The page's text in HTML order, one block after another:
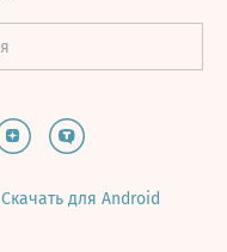
Скачать для Android